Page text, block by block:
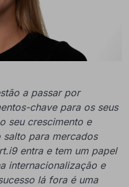
a passar por
chave para os seus
seu crescimento e
para mercados
entra e tem um papel
internacionalização e
lá fora é uma